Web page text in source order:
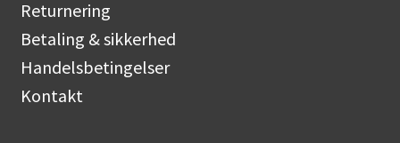
Returnering
Betaling & sikkerhed
Handelsbetingelser
Kontakt